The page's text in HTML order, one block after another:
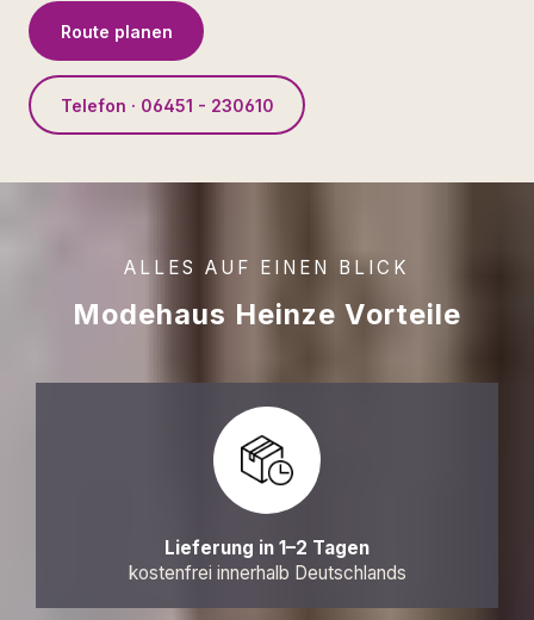
Route planen
Telefon · 06451 - 230610
ALLES AUF EINEN BLICK
Modehaus Heinze Vorteile
Lieferung in 1–2 Tagen
kostenfrei innerhalb Deutschlands